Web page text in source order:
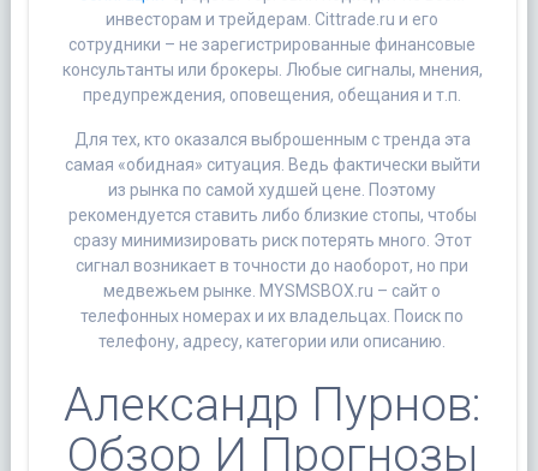
инвесторам и трейдерам. Cittrade.ru и его
сотрудники – не зарегистрированные финансовые
консультанты или брокеры. Любые сигналы, мнения,
предупреждения, оповещения, обещания и т.п.
Для тех, кто оказался выброшенным с тренда эта
самая «обидная» ситуация. Ведь фактически выйти
из рынка по самой худшей цене. Поэтому
рекомендуется ставить либо близкие стопы, чтобы
сразу минимизировать риск потерять много. Этот
сигнал возникает в точности до наоборот, но при
медвежьем рынке. MYSMSBOX.ru – сайт о
телефонных номерах и их владельцах. Поиск по
телефону, адресу, категории или описанию.
Александр Пурнов:
Обзор И Прогнозы